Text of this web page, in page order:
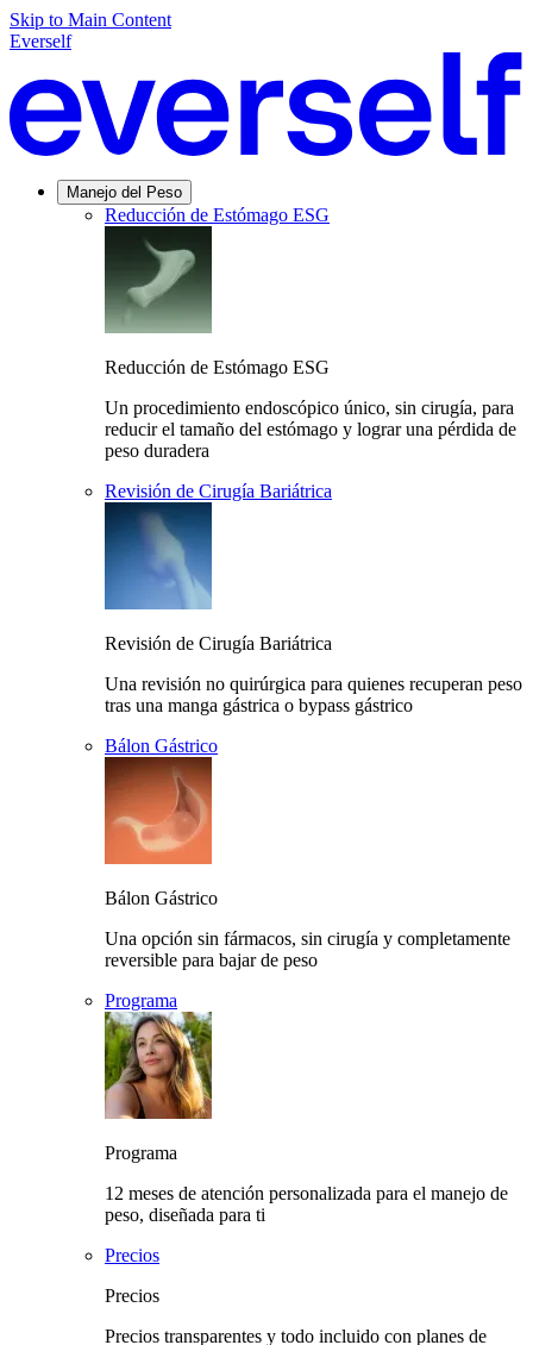
Skip to Main Content
Everself
Manejo del Peso
Reducción de Estómago ESG
Reducción de Estómago ESG
Un procedimiento endoscópico único, sin cirugía, para
reducir el tamaño del estómago y lograr una pérdida de
peso duradera
Revisión de Cirugía Bariátrica
Revisión de Cirugía Bariátrica
Una revisión no quirúrgica para quienes recuperan peso
tras una manga gástrica o bypass gástrico
Bálon Gástrico
Bálon Gástrico
Una opción sin fármacos, sin cirugía y completamente
reversible para bajar de peso
Programa
Programa
12 meses de atención personalizada para el manejo de
peso, diseñada para ti
Precios
Precios
Precios transparentes y todo incluido con planes de